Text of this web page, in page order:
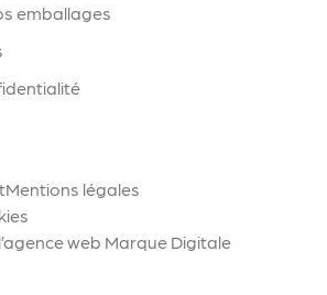
emballages
Mentions légales
web Marque Digitale